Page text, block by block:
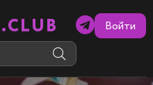
.CLUB Войти